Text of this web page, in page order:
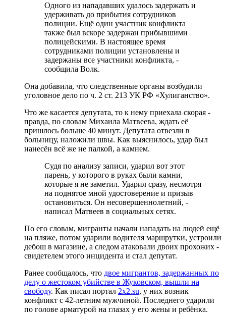
Одного из нападавших удалось задержать и
удерживать до прибытия сотрудников
полиции. Ещё один участник конфликта
также был вскоре задержан прибывшими
полицейскими. В настоящее время
сотрудниками полиции установлены и
задержаны все участники конфликта, -
сообщила Волк.
Она добавила, что следственные органы возбудили
уголовное дело по ч. 2 ст. 213 УК РФ «Хулиганство».
Что же касается депутата, то к нему приехала скорая -
правда, по словам Михаила Матвеева, ждать её
пришлось больше 40 минут. Депутата отвезли в
больницу, наложили швы. Как выяснилось, удар был
нанесён всё же не палкой, а камнем.
Судя по анализу записи, ударил вот этот
парень, у которого в руках были камни,
которые я не заметил. Ударил сразу, несмотря
на поднятое мной удостоверение и призыв
остановиться. Он несовершеннолетний, -
написал Матвеев в социальных сетях.
По его словам, мигранты начали нападать на людей ещё
на пляже, потом ударили водителя маршрутки, устроили
дебош в магазине, а следом атаковали двоих прохожих -
свидетелем этого инцидента и стал депутат.
Ранее сообщалось, что двое мигрантов, задержанных по
делу о жестоком убийстве в Жуковском, вышли на
свободу. Как писал портал 2x2.su, у них возник
конфликт с 42-летним мужчиной. Последнего ударили
по голове арматурой на глазах у его жены и ребёнка.